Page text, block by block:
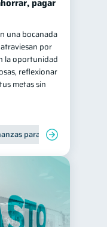
pagar
una bocanada
por
la oportunidad
reflexionar
metas sin
para jóvenes